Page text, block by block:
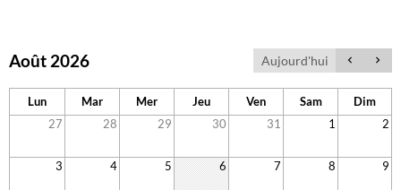
Août 2026 Aujourd'hui
Lun Mar Mer Jeu Ven Sam
Dim
27
28 29 30 31 1 2
3 4 5 6 7 8 9